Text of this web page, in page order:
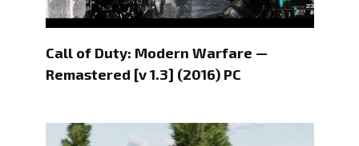
Call of Duty: Modern Warfare —
Remastered [v 1.3] (2016) PC